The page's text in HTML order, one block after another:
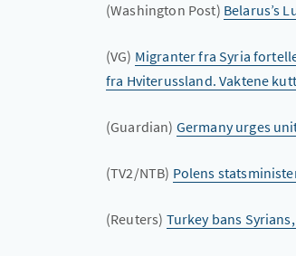
(Washington Post) Belarus’s
(VG) Migranter fra Syria
fra Hviterussland. Vaktene
(Guardian) Germany urges
(TV2/NTB) Polens
(Reuters) Turkey bans